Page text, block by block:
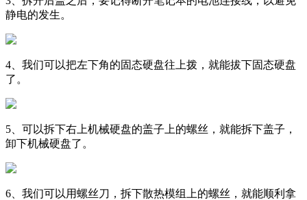
静电的发生。
4、我们可以把左下角的固态硬盘往上拨，就能拔下固态硬盘
了。
5、可以拆下右上机械硬盘的盖子上的螺丝，就能拆下盖子，
卸下机械硬盘了。
6、我们可以用螺丝刀，拆下散热模组上的螺丝，就能顺利拿